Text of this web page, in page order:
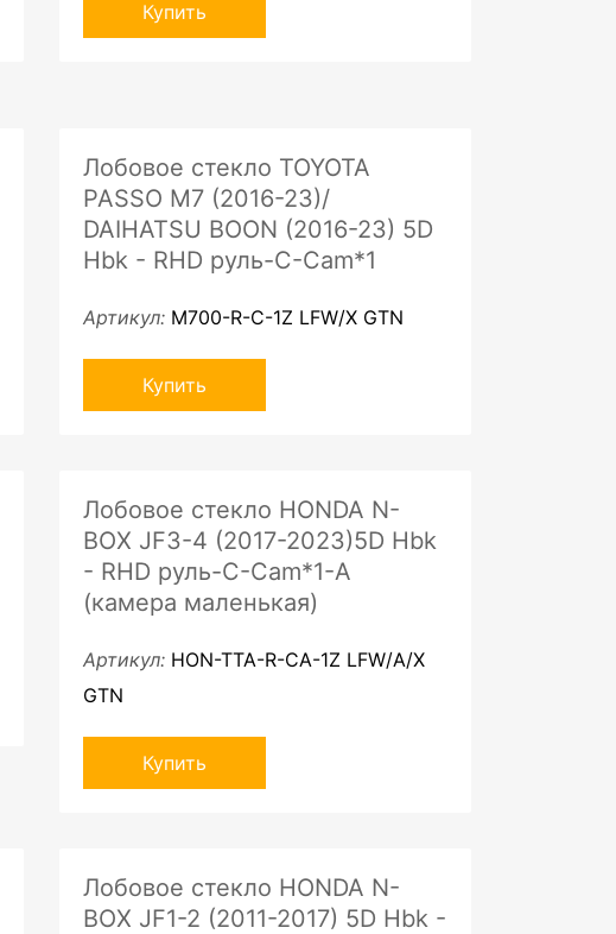
Купить
Лобовое стекло TOYOTA
PASSO M7 (2016-23)/
DAIHATSU BOON (2016-23) 5D
Hbk - RHD руль-C-Cam*1
Артикул: M700-R-C-1Z LFW/X GTN
Купить
Лобовое стекло HONDA N-
BOX JF3-4 (2017-2023)5D Hbk
- RHD руль-C-Cam*1-A
(камера маленькая)
Артикул: HON-TTA-R-CA-1Z LFW/A/X
GTN
Купить
Лобовое стекло HONDA N-
BOX JF1-2 (2011-2017) 5D Hbk -